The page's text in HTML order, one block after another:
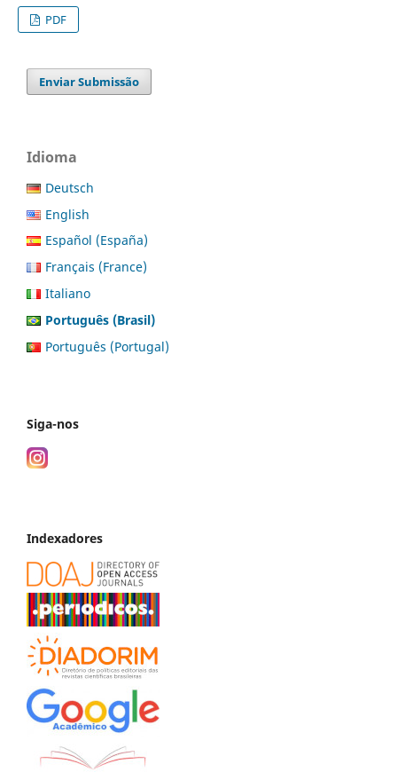
PDF
Enviar Submissão
Idioma
Deutsch
English
Español (España)
Français (France)
Italiano
Português (Brasil)
Português (Portugal)
Siga-nos
Indexadores